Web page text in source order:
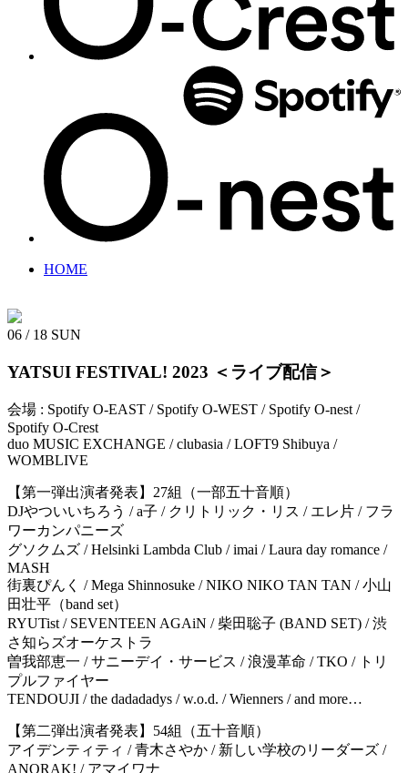
HOME
06 / 18 SUN
YATSUI FESTIVAL! 2023 ＜ライブ配信＞
会場 : Spotify O-EAST / Spotify O-WEST / Spotify O-nest /
Spotify O-Crest
duo MUSIC EXCHANGE / clubasia / LOFT9 Shibuya /
WOMBLIVE
【第一弾出演者発表】27組（一部五十音順）
DJやついいちろう / a子 / クリトリック・リス / エレ片 / フラ
ワーカンパニーズ
グソクムズ / Helsinki Lambda Club / imai / Laura day romance /
MASH
街裏ぴんく / Mega Shinnosuke / NIKO NIKO TAN TAN / 小山
田壮平（band set）
RYUTist / SEVENTEEN AGAiN / 柴田聡子 (BAND SET) / 渋
さ知らズオーケストラ
曽我部恵一 / サニーデイ・サービス / 浪漫革命 / TKO / トリ
プルファイヤー
TENDOUJI / the dadadadys / w.o.d. / Wienners / and more…
【第二弾出演者発表】54組（五十音順）
アイデンティティ / 青木さやか / 新しい学校のリーダーズ /
ANORAK! / アマイワナ